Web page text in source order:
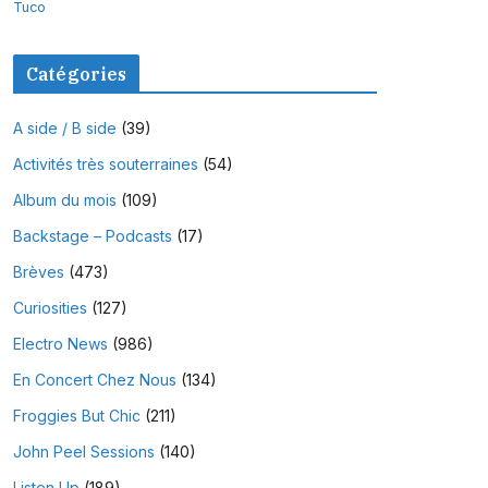
Tuco
Catégories
A side / B side (39)
Activités très souterraines (54)
Album du mois (109)
Backstage – Podcasts (17)
Brèves (473)
Curiosities (127)
Electro News (986)
En Concert Chez Nous (134)
Froggies But Chic (211)
John Peel Sessions (140)